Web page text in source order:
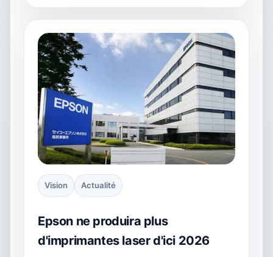
Vision Actualité
Epson ne produira plus
d'imprimantes laser d'ici 2026